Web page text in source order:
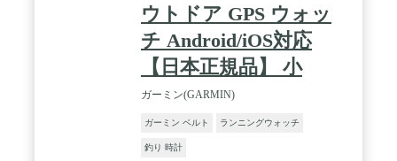
ウトドア GPS ウォッ
チ Android/iOS対応
【日本正規品】 小
ガーミン(GARMIN)
ガーミン ベルト ランニングウォッチ
釣り 時計